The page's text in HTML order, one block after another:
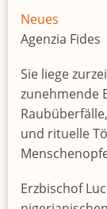
Neues
Agenzia Fides
Sie liege
zunehmende
und rituelle
Erzbischof